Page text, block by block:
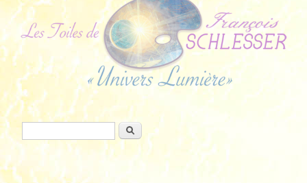
Formulaire de recherche
Rechercher